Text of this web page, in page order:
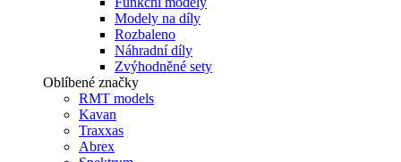
Modely na díly
Rozbaleno
Náhradní díly
Zvýhodněné sety
Oblíbené značky
RMT models
Kavan
Traxxas
Abrex